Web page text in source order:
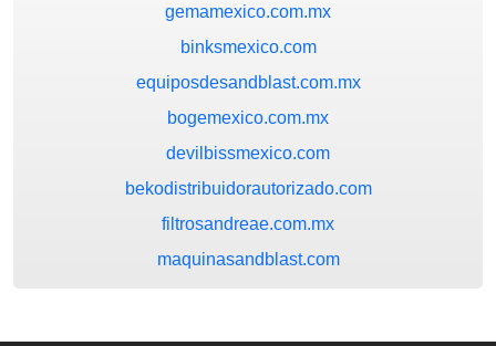
gemamexico.com.mx
binksmexico.com
equiposdesandblast.com.mx
bogemexico.com.mx
devilbissmexico.com
bekodistribuidorautorizado.com
filtrosandreae.com.mx
maquinasandblast.com